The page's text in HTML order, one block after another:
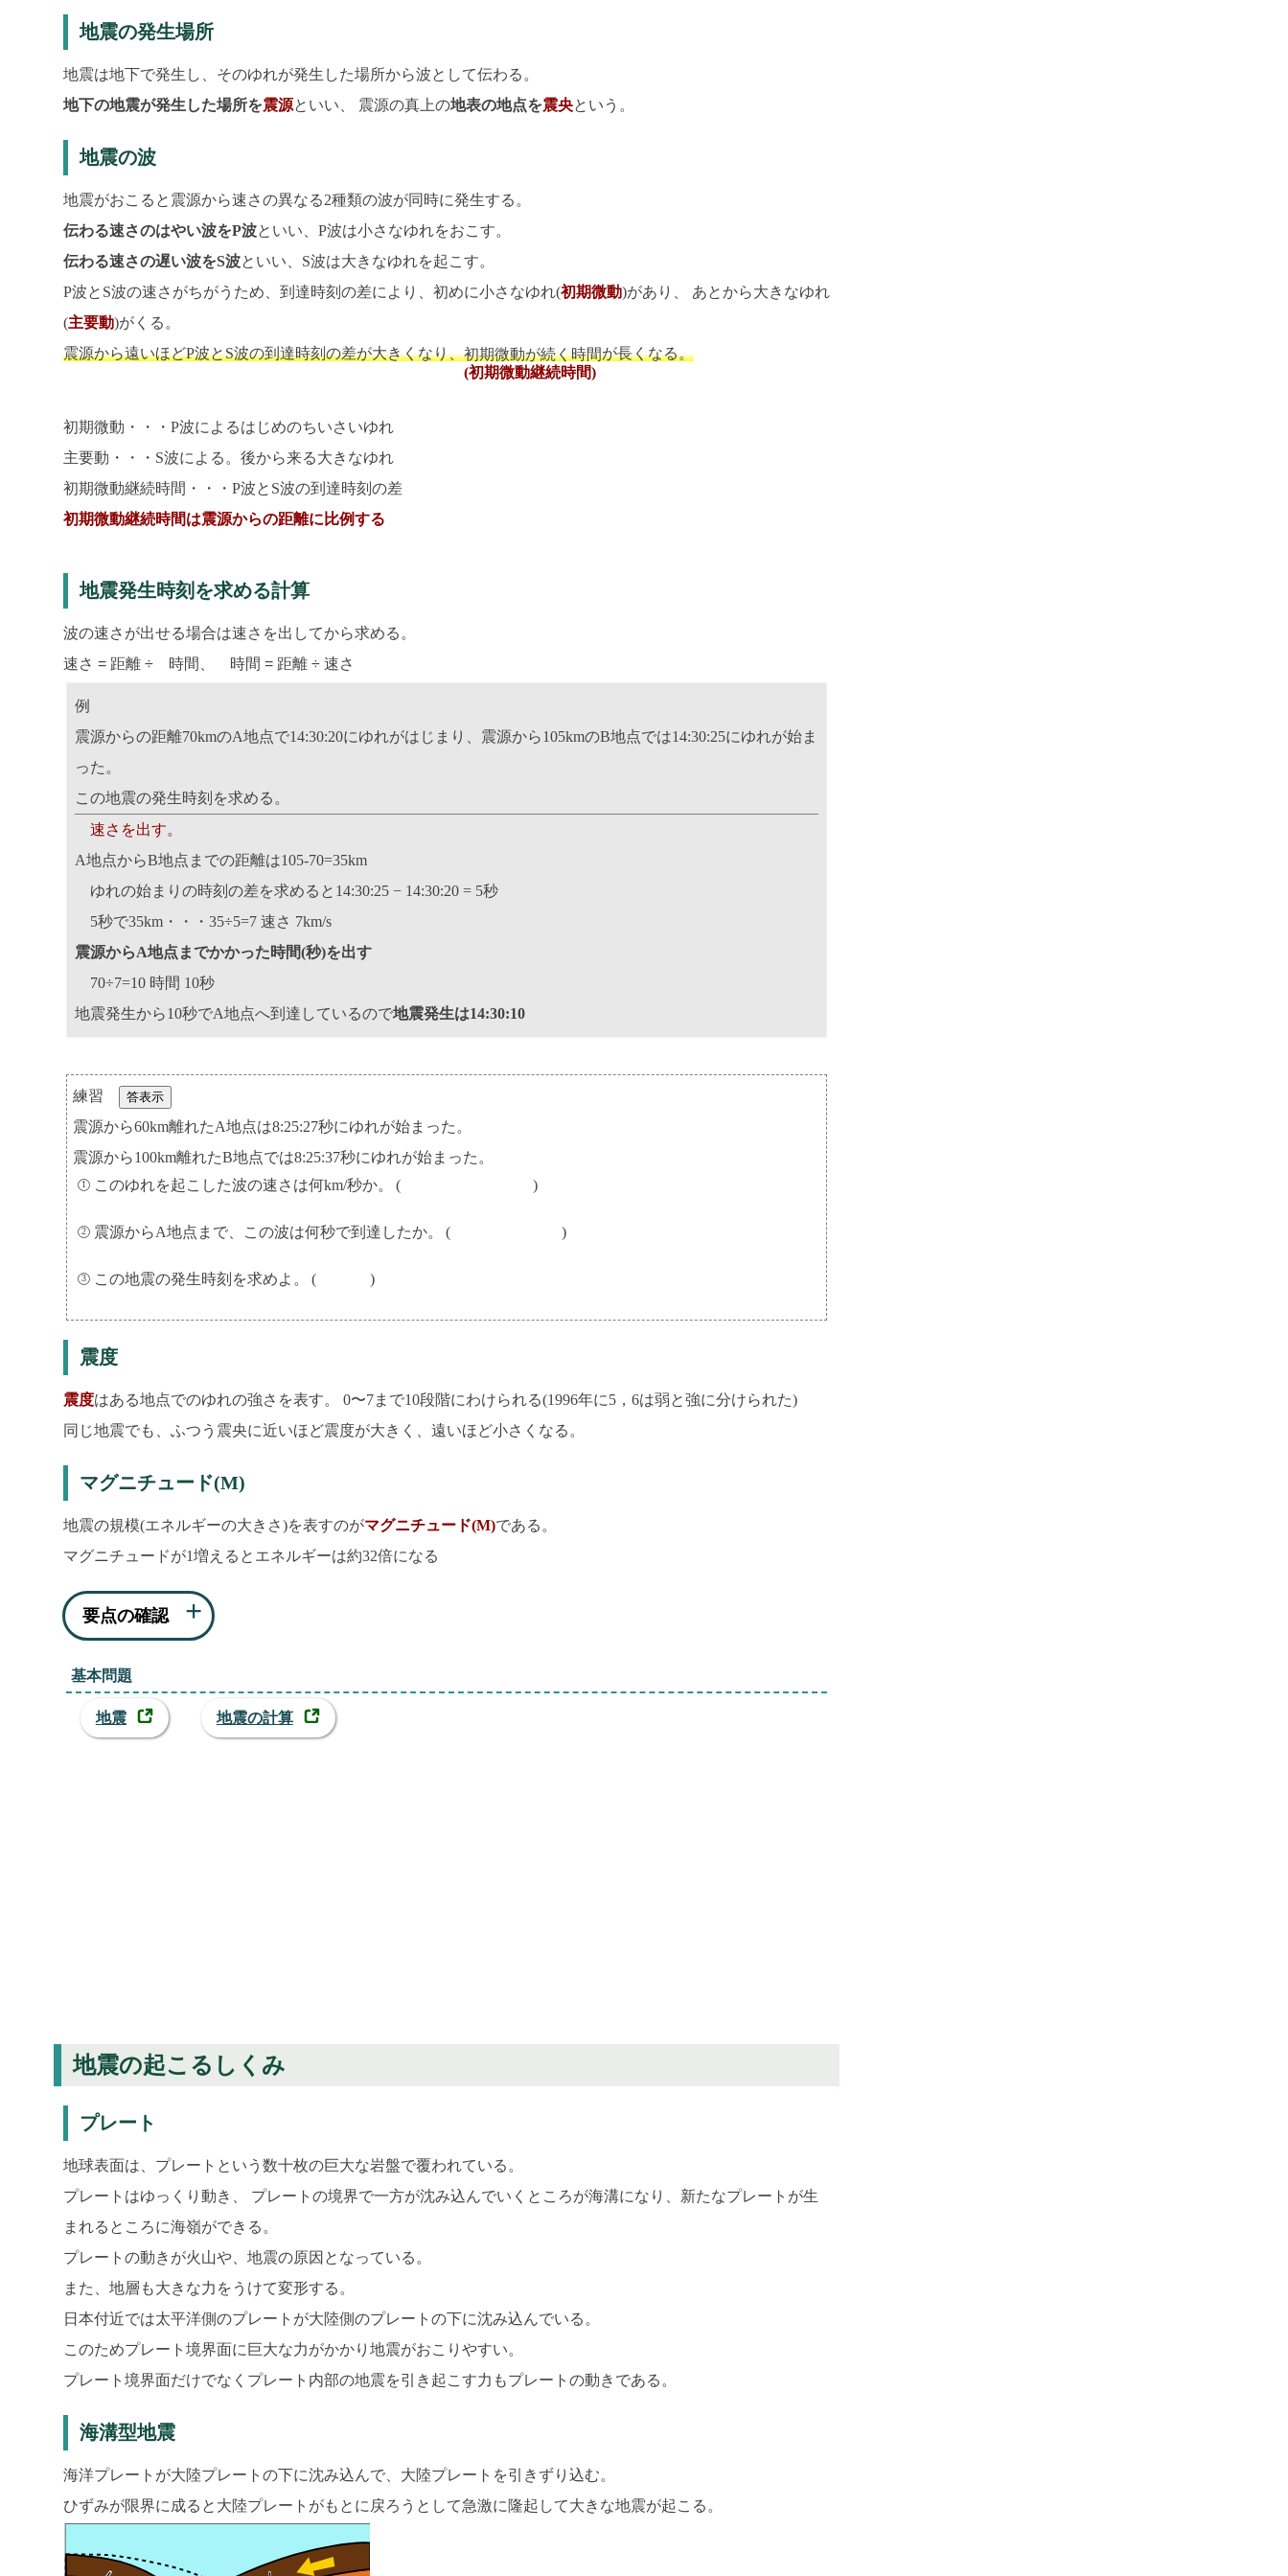
地震の発生場所
地震は地下で発生し、そのゆれが発生した場所から波として伝わる。
地下の地震が発生した場所を震源といい、 震源の真上の地表の地点を震央という。
地震の波
地震がおこると震源から速さの異なる2種類の波が同時に発生する。
伝わる速さのはやい波をP波といい、P波は小さなゆれをおこす。
伝わる速さの遅い波をS波といい、S波は大きなゆれを起こす。
P波とS波の速さがちがうため、到達時刻の差により、初めに小さなゆれ(初期微動)があり、 あとから大きなゆれ
(主要動)がくる。
震源から遠いほどP波とS波の到達時刻の差が大きくなり、初期微動が続く時間
(初期微動継続時間)
が長くなる。
初期微動・・・P波によるはじめのちいさいゆれ
主要動・・・S波による。後から来る大きなゆれ
初期微動継続時間・・・P波とS波の到達時刻の差
初期微動継続時間は震源からの距離に比例する
地震発生時刻を求める計算
波の速さが出せる場合は速さを出してから求める。
速さ = 距離 ÷ 時間、 時間 = 距離 ÷ 速さ
例
震源からの距離70kmのA地点で14:30:20にゆれがはじまり、震源から105kmのB地点では14:30:25にゆれが始ま
った。
この地震の発生時刻を求める。
速さを出す。
A地点からB地点までの距離は105-70=35km
ゆれの始まりの時刻の差を求めると14:30:25 − 14:30:20 = 5秒
5秒で35km・・・35÷5=7 速さ 7km/s
震源からA地点までかかった時間(秒)を出す
70÷7=10 時間 10秒
地震発生から10秒でA地点へ到達しているので地震発生は14:30:10
練習 答表示
震源から60km離れたA地点は8:25:27秒にゆれが始まった。
震源から100km離れたB地点では8:25:37秒にゆれが始まった。
このゆれを起こした波の速さは何km/秒か。
震源からA地点まで、この波は何秒で到達したか。
この地震の発生時刻を求めよ。
震度
震度はある地点でのゆれの強さを表す。 0〜7まで10段階にわけられる(1996年に5，6は弱と強に分けられた)
同じ地震でも、ふつう震央に近いほど震度が大きく、遠いほど小さくなる。
マグニチュード(M)
地震の規模(エネルギーの大きさ)を表すのがマグニチュード(M)である。
マグニチュードが1増えるとエネルギーは約32倍になる
要点の確認
地震 地震の計算
地震の起こるしくみ
プレート
地球表面は、プレートという数十枚の巨大な岩盤で覆われている。
プレートはゆっくり動き、 プレートの境界で一方が沈み込んでいくところが海溝になり、新たなプレートが生
まれるところに海嶺ができる。
プレートの動きが火山や、地震の原因となっている。
また、地層も大きな力をうけて変形する。
日本付近では太平洋側のプレートが大陸側のプレートの下に沈み込んでいる。
このためプレート境界面に巨大な力がかかり地震がおこりやすい。
プレート境界面だけでなくプレート内部の地震を引き起こす力もプレートの動きである。
海溝型地震
海洋プレートが大陸プレートの下に沈み込んで、大陸プレートを引きずり込む。
ひずみが限界に成ると大陸プレートがもとに戻ろうとして急激に隆起して大きな地震が起こる。